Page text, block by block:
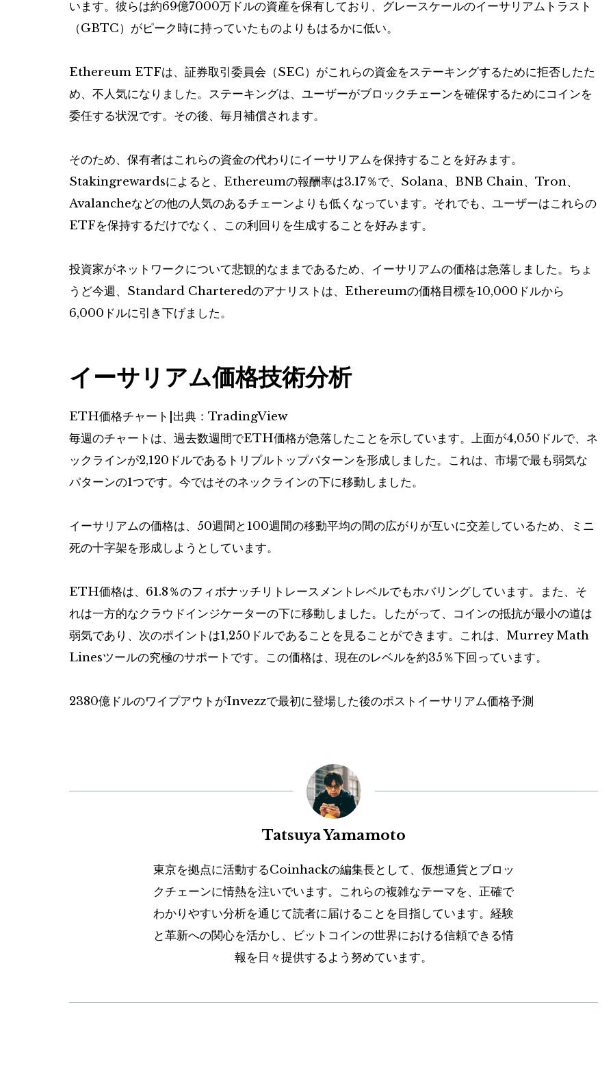
います。彼らは約69億7000万ドルの資産を保有しており、グレースケールのイーサリアムトラスト
（GBTC）がピーク時に持っていたものよりもはるかに低い。
Ethereum ETFは、証券取引委員会（SEC）がこれらの資金をステーキングするために拒否したた
め、不人気になりました。ステーキングは、ユーザーがブロックチェーンを確保するためにコインを
委任する状況です。その後、毎月補償されます。
そのため、保有者はこれらの資金の代わりにイーサリアムを保持することを好みます。
Stakingrewardsによると、Ethereumの報酬率は3.17％で、Solana、BNB Chain、Tron、
Avalancheなどの他の人気のあるチェーンよりも低くなっています。それでも、ユーザーはこれらの
ETFを保持するだけでなく、この利回りを生成することを好みます。
投資家がネットワークについて悲観的なままであるため、イーサリアムの価格は急落しました。ちょ
うど今週、Standard Charteredのアナリストは、Ethereumの価格目標を10,000ドルから
6,000ドルに引き下げました。
イーサリアム価格技術分析
ETH価格チャート|出典：TradingView
毎週のチャートは、過去数週間でETH価格が急落したことを示しています。上面が4,050ドルで、ネ
ックラインが2,120ドルであるトリプルトップパターンを形成しました。これは、市場で最も弱気な​​
パターンの1つです。今ではそのネックラインの下に移動しました。
イーサリアムの価格は、50週間と100週間の移動平均の間の広がりが互いに交差しているため、ミニ
死の十字架を形成しようとしています。
ETH価格は、61.8％のフィボナッチリトレースメントレベルでもホバリングしています。また、そ
れは一方的なクラウドインジケーターの下に移動しました。したがって、コインの抵抗が最小の道は
弱気であり、次のポイントは1,250ドルであることを見ることができます。これは、Murrey Math
Linesツールの究極のサポートです。この価格は、現在のレベルを約35％下回っています。
2380億ドルのワイプアウトがInvezzで最初に登場した後のポストイーサリアム価格予測
Tatsuya Yamamoto
東京を拠点に活動するCoinhackの編集長として、仮想通貨とブロッ
クチェーンに情熱を注いでいます。これらの複雑なテーマを、正確で
わかりやすい分析を通じて読者に届けることを目指しています。経験
と革新への関心を活かし、ビットコインの世界における信頼できる情
報を日々提供するよう努めています。